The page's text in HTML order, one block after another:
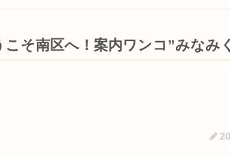
こそ南区へ！案内ワンコ”みなみ